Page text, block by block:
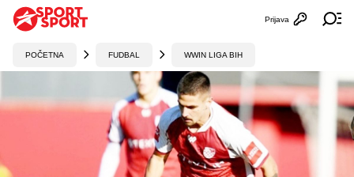
Otvori
Prijava
POČETNA FUDBAL WWIN LIGA BIH